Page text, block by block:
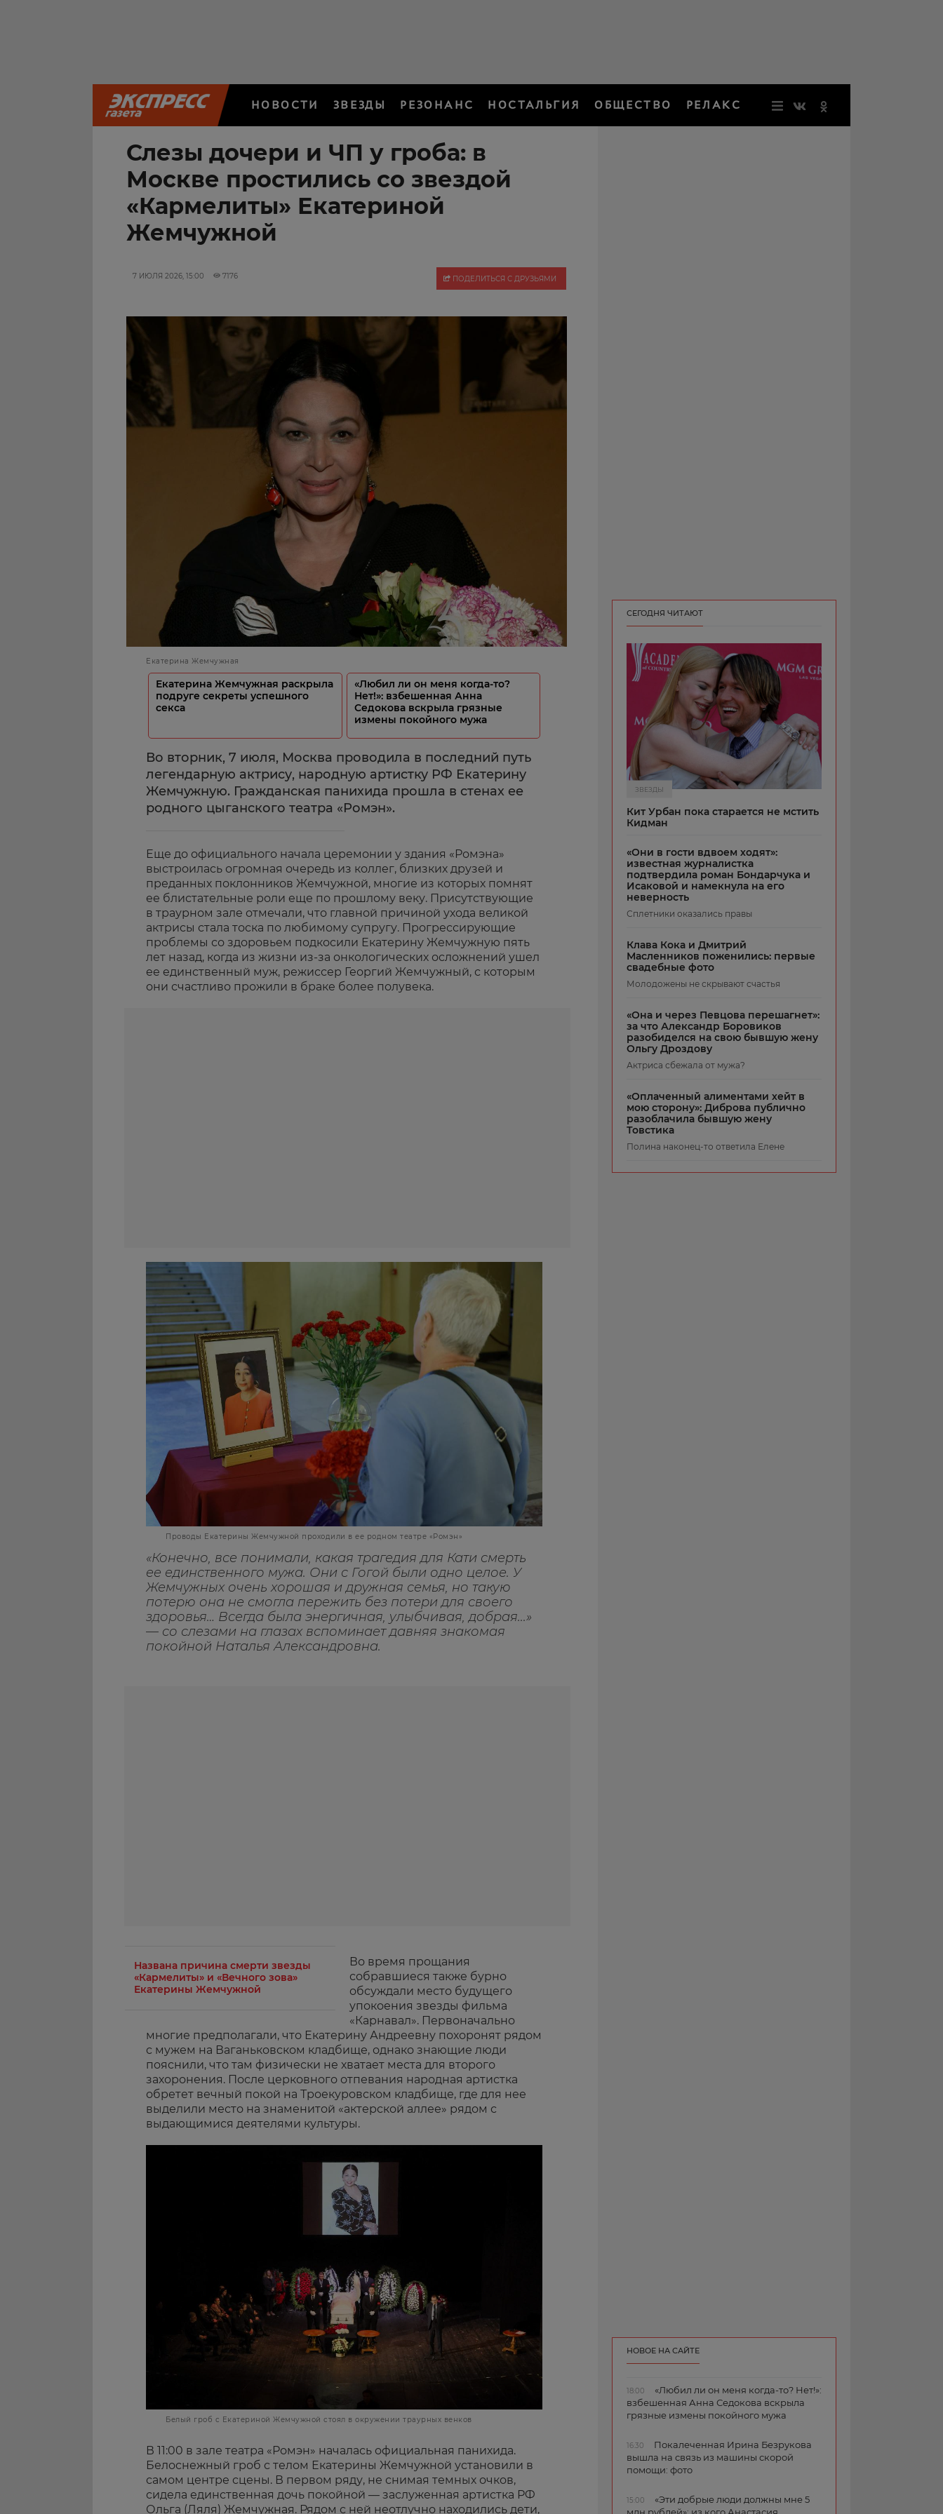
НОВОСТИ ЗВЕЗДЫ РЕЗОНАНС НОСТАЛЬГИЯ ОБЩЕСТВО РЕЛАКС
Слезы дочери и ЧП у гроба: в
Москве простились со звездой
«Кармелиты» Екатериной
Жемчужной
7 ИЮЛЯ 2026, 15:00 7176 ПОДЕЛИТЬСЯ С ДРУЗЬЯМИ
Екатерина Жемчужная
Екатерина Жемчужная раскрыла
подруге секреты успешного
секса
«Любил ли он меня когда-то?
Нет!»: взбешенная Анна
Седокова вскрыла грязные
измены покойного мужа
Во вторник, 7 июля, Москва проводила в последний путь
легендарную актрису, народную артистку РФ Екатерину
Жемчужную. Гражданская панихида прошла в стенах ее
родного цыганского театра «Ромэн».
Еще до официального начала церемонии у здания «Ромэна»
выстроилась огромная очередь из коллег, близких друзей и
преданных поклонников Жемчужной, многие из которых помнят
ее блистательные роли еще по прошлому веку. Присутствующие
в траурном зале отмечали, что главной причиной ухода великой
актрисы стала тоска по любимому супругу. Прогрессирующие
проблемы со здоровьем подкосили Екатерину Жемчужную пять
лет назад, когда из жизни из-за онкологических осложнений ушел
ее единственный муж, режиссер Георгий Жемчужный, с которым
они счастливо прожили в браке более полувека.
Проводы Екатерины Жемчужной проходили в ее родном театре «Ромэн»
«Конечно, все понимали, какая трагедия для Кати смерть
ее единственного мужа. Они с Гогой были одно целое. У
Жемчужных очень хорошая и дружная семья, но такую
потерю она не смогла пережить без потери для своего
здоровья… Всегда была энергичная, улыбчивая, добрая...»
— со слезами на глазах вспоминает давняя знакомая
покойной Наталья Александровна.
Названа причина смерти звезды
«Кармелиты» и «Вечного зова»
Екатерины Жемчужной
Во время прощания
собравшиеся также бурно
обсуждали место будущего
упокоения звезды фильма
«Карнавал». Первоначально
многие предполагали, что Екатерину Андреевну похоронят рядом
с мужем на Ваганьковском кладбище, однако знающие люди
пояснили, что там физически не хватает места для второго
захоронения. После церковного отпевания народная артистка
обретет вечный покой на Троекуровском кладбище, где для нее
выделили место на знаменитой «актерской аллее» рядом с
выдающимися деятелями культуры.
Белый гроб с Екатериной Жемчужной стоял в окружении траурных венков
В 11:00 в зале театра «Ромэн» началась официальная панихида.
Белоснежный гроб с телом Екатерины Жемчужной установили в
самом центре сцены. В первом ряду, не снимая темных очков,
сидела единственная дочь покойной — заслуженная артистка РФ
Ольга (Ляля) Жемчужная. Рядом с ней неотлучно находились дети,
СЕГОДНЯ ЧИТАЮТ
ЗВЕЗДЫ
Кит Урбан пока старается не мстить
Кидман
«Они в гости вдвоем ходят»:
известная журналистка
подтвердила роман Бондарчука и
Исаковой и намекнула на его
неверность
Сплетники оказались правы
Клава Кока и Дмитрий
Масленников поженились: первые
свадебные фото
Молодожены не скрывают счастья
«Она и через Певцова перешагнет»:
за что Александр Боровиков
разобиделся на свою бывшую жену
Ольгу Дроздову
Актриса сбежала от мужа?
«Оплаченный алиментами хейт в
мою сторону»: Диброва публично
разоблачила бывшую жену
Товстика
Полина наконец-то ответила Елене
НОВОЕ НА САЙТЕ
18:00
«Любил ли он меня когда-то? Нет!»:
взбешенная Анна Седокова вскрыла
грязные измены покойного мужа
16:30
Покалеченная Ирина Безрукова
вышла на связь из машины скорой
помощи: фото
15:00
«Эти добрые люди должны мне 5